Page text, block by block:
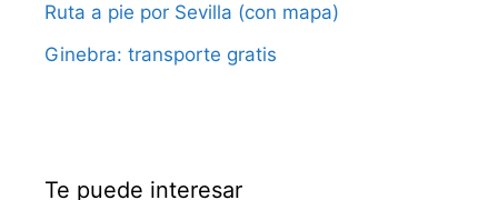
Ruta a pie por Sevilla (con mapa)
Ginebra: transporte gratis
Te puede interesar